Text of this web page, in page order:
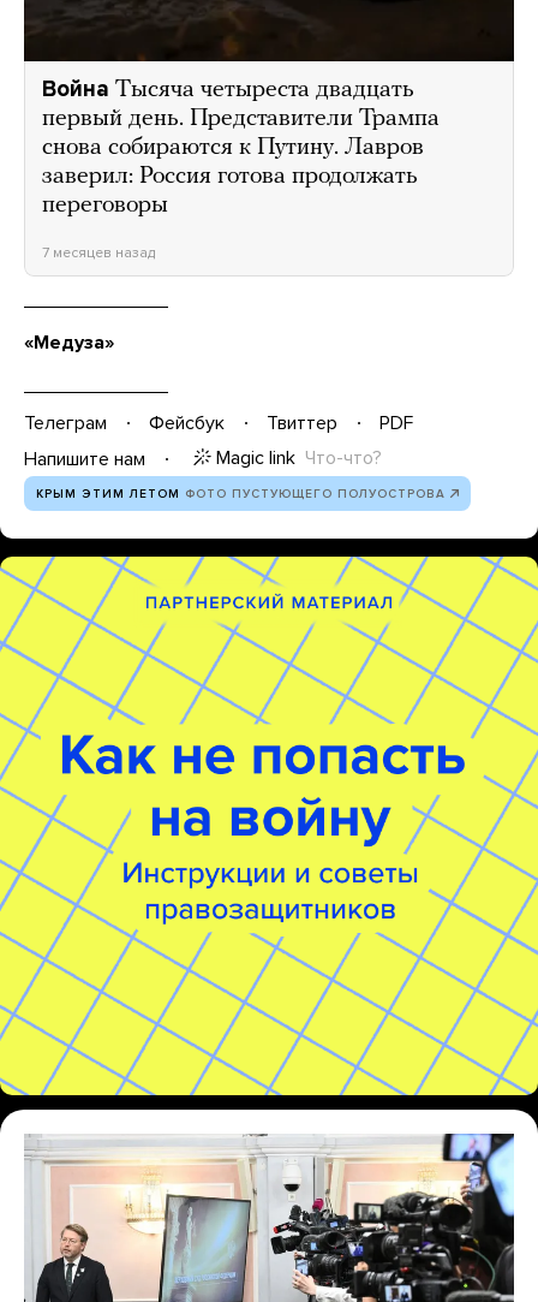
Война Тысяча четыреста двадцать
первый день. Представители Трампа
снова собираются к Путину. Лавров
заверил: Россия готова продолжать
переговоры
7 месяцев назад
«Медуза»
Телеграм Фейсбук Твиттер
PDF
Напишите нам
Magic link Что-что?
КРЫМ ЭТИМ ЛЕТОМ ФОТО ПУСТУЮЩЕГО ПОЛУОСТРОВА